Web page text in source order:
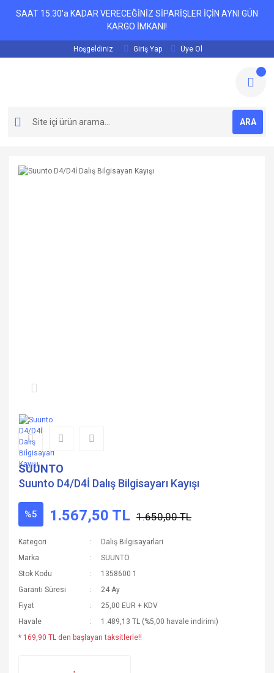
SAAT 15:30'a KADAR VERECEĞİNİZ SİPARİŞLER İÇİN AYNI GÜN
KARGO İMKANI!
Hoşgeldiniz Giriş Yap Üye Ol
ARA
SUUNTO
Suunto D4/D4İ Dalış Bilgisayarı Kayışı
%5 1.567,50 TL 1.650,00 TL
Kategori
Dalış Bilgisayarlari
Marka
SUUNTO
Stok Kodu
1358600 1
Garanti Süresi
24 Ay
Fiyat
25,00 EUR + KDV
Havale
1.489,13 TL (%5,00 havale indirimi)
* 169,90 TL den başlayan taksitlerle!!